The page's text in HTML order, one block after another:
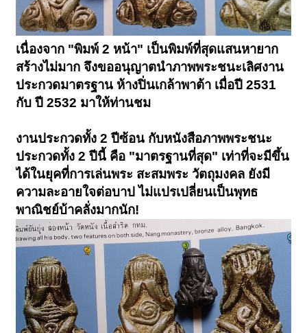
เนื่องจาก "พิมพ์ 2 หน้า" เป็นพิมพ์ที่สุดแสนหายาก
สร้างไม่มาก จึงขออนุญาตนำภาพพระชนะเลิศงาน
ประกวดมาตรฐาน ห้างปิ่นเกล้าพาต้า เมื่อปี 2531
กับ ปี 2532 มาให้ท่านชม
งานประกวดทั้ง 2 ปีซ้อน กับหนังสือภาพพระชนะ
ประกวดทั้ง 2 ปีนี้ คือ "มาตรฐานที่สุด" เท่าที่จะมีขึ้น
ได้ในยุคที่การเล่นพระ สะสมพระ วัตถุมงคล ยังมี
ความละอายใจต่อบาป ไม่แปรเปลี่ยนเป็นพุทธ
พาณิชย์บ้าคลั่งมากนัก!